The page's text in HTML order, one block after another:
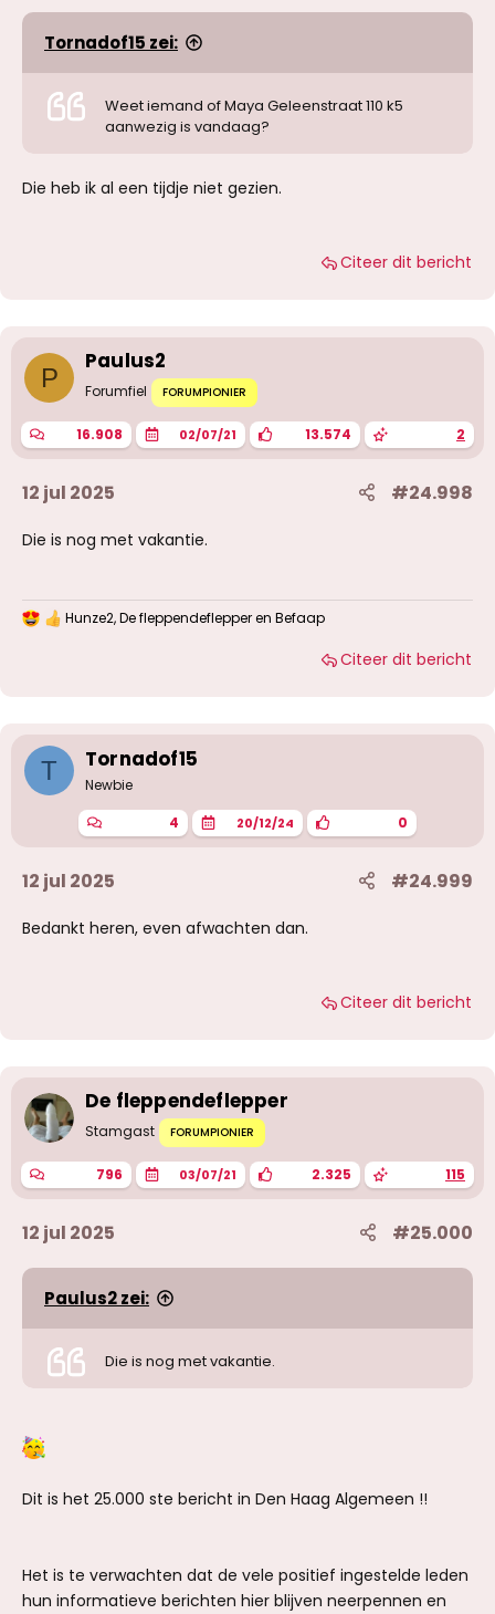
Tornadof15 zei:
Weet iemand of Maya Geleenstraat 110 k5
aanwezig is vandaag?
Die heb ik al een tijdje niet gezien.
Citeer dit bericht
P
Paulus2
Forumfiel FORUMPIONIER
16.908 02/07/21 13.574 2
12 jul 2025 #24.998
Die is nog met vakantie.
W
n
g
Hunze2,De fleppendeflepperen Befaap
Citeer dit bericht
T Tornadof15
Newbie
4 20/12/24 0
12 jul 2025 #24.999
Bedankt heren, even afwachten dan.
Citeer dit bericht
De fleppendeflepper
Stamgast FORUMPIONIER
796 03/07/21 2.325 115
12 jul 2025 #25.000
Paulus2 zei:
Die is nog met vakantie.
Dit is het 25.000 ste bericht in Den Haag Algemeen !!
Het is te verwachten dat de vele positief ingestelde leden
hun informatieve berichten hier blijven neerpennen en